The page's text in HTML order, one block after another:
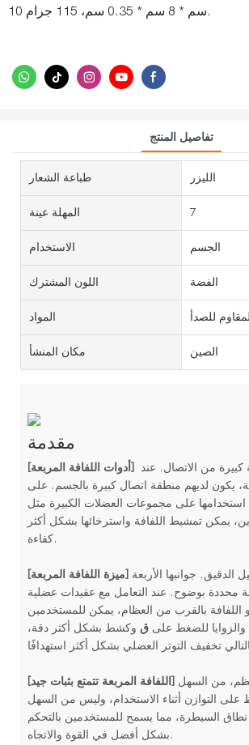
10 سم * 8 سم * 0.35 سم، 115 جرام.
تفاصيل المنتج
طباعة الشعار الليزر
المهلة عينة 7
الاستخدام الجسم
اللون المشترك الفضة
المواد للصدأ
مكان المنشأ الصين
مقدمة
[أدوات اللفافة المربعة]
يكون لديهم منطقة اتصال كبيرة بالجسم. على
استخدامها على مجموعات العضلات الكبيرة مثل
يمكن تمشيط اللفافة واسترخائها بشكل أكثر
كفاءة.
[ميزة اللفافة المربعة] الدقيق. جوانبها الأربعة
محددة بوضوح. عند التعامل مع عقيدات عضلية
اللفافة بالقرب من العظام، يمكن للمستخدمين
للضغط علىق وكشط بشكل أكثر دقة،
[اللفافة المربعة تتمتع بثبات جيد] من السهل
على التوازن أثناء الاستخدام، وليس من السهل
نطاق السيطرة، مما يسمح للمستخدمين بالتحكم
بشكل أفضل في القوة والاتجاه.